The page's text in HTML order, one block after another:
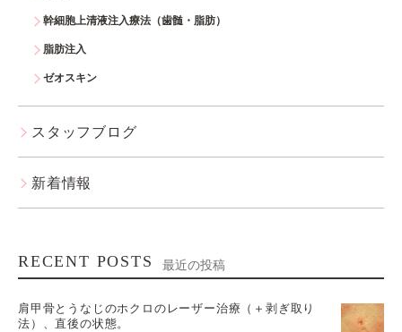
幹細胞上清液注入療法（歯髄・脂肪）
脂肪注入
ゼオスキン
スタッフブログ
新着情報
RECENT POSTS 最近の投稿
肩甲骨とうなじのホクロのレーザー治療（＋剥ぎ取り
法）、直後の状態。